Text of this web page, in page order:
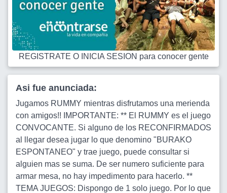
REGISTRATE O INICIA SESION para conocer gente
Asi fue anunciada:
Jugamos RUMMY mientras disfrutamos una merienda
con amigos!! IMPORTANTE: ** El RUMMY es el juego
CONVOCANTE. Si alguno de los RECONFIRMADOS
al llegar desea jugar lo que denomino "BURAKO
ESPONTANEO" y trae juego, puede consultar si
alguien mas se suma. De ser numero suficiente para
armar mesa, no hay impedimento para hacerlo. **
TEMA JUEGOS: Dispongo de 1 solo juego. Por lo que